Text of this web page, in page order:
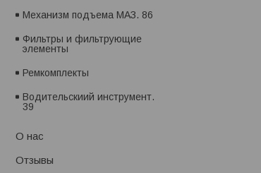
Механизм подъема МАЗ. 86
Фильтры и фильтрующие
элементы
Ремкомплекты
Водительскиий инструмент.
39
О нас
Отзывы